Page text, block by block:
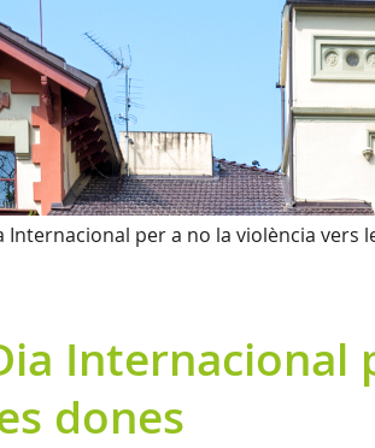
Internacional per a no la violència vers
Internacional
dones